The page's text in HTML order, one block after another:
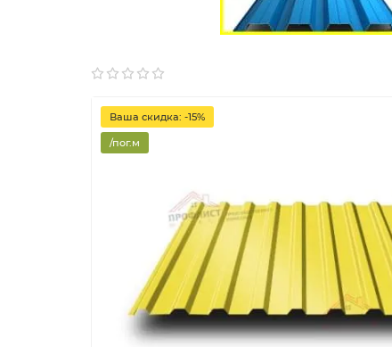
Ваша скидка: -15%
/пог.м